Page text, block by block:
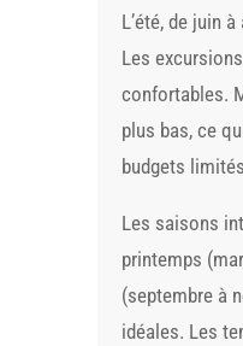
L’été, de juin
Les
confortables.
plus bas, ce
budgets
Les saisons
printemps
(septembre à
idéales. Les